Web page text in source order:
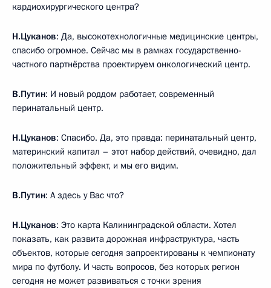
кардиохирургического центра?
Н.Цуканов: Да, высокотехнологичные медицинские центры,
спасибо огромное. Сейчас мы в рамках государственно-
частного партнёрства проектируем онкологический центр.
В.Путин: И новый роддом работает, современный
перинатальный центр.
Н.Цуканов: Спасибо. Да, это правда: перинатальный центр,
материнский капитал – этот набор действий, очевидно, дал
положительный эффект, и мы его видим.
В.Путин: А здесь у Вас что?
Н.Цуканов: Это карта Калининградской области. Хотел
показать, как развита дорожная инфраструктура, часть
объектов, которые сегодня запроектированы к чемпионату
мира по футболу. И часть вопросов, без которых регион
сегодня не может развиваться с точки зрения